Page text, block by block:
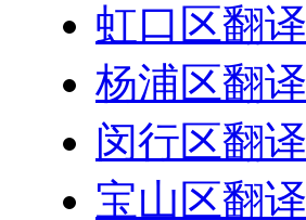
虹口区翻译
杨浦区翻译
闵行区翻译
宝山区翻译